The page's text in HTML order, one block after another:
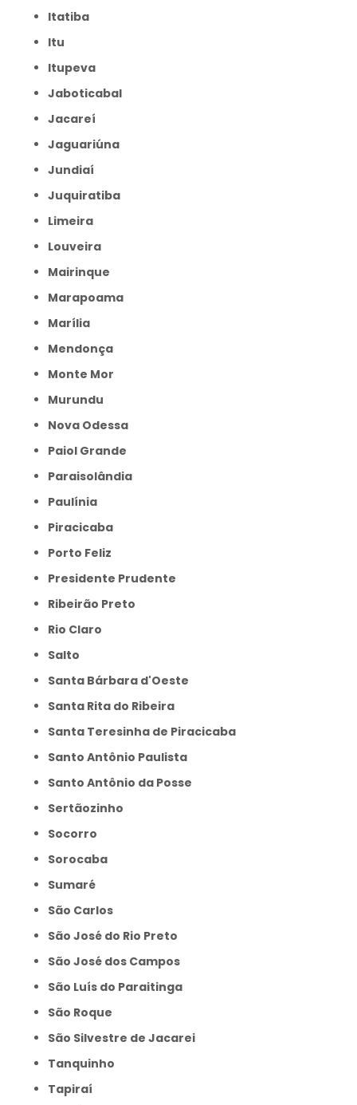
Itatiba
Itu
Itupeva
Jaboticabal
Jacareí
Jaguariúna
Jundiaí
Juquiratiba
Limeira
Louveira
Mairinque
Marapoama
Marília
Mendonça
Monte Mor
Murundu
Nova Odessa
Paiol Grande
Paraisolândia
Paulínia
Piracicaba
Porto Feliz
Presidente Prudente
Ribeirão Preto
Rio Claro
Salto
Santa Bárbara d'Oeste
Santa Rita do Ribeira
Santa Teresinha de Piracicaba
Santo Antônio Paulista
Santo Antônio da Posse
Sertãozinho
Socorro
Sorocaba
Sumaré
São Carlos
São José do Rio Preto
São José dos Campos
São Luís do Paraitinga
São Roque
São Silvestre de Jacarei
Tanquinho
Tapiraí